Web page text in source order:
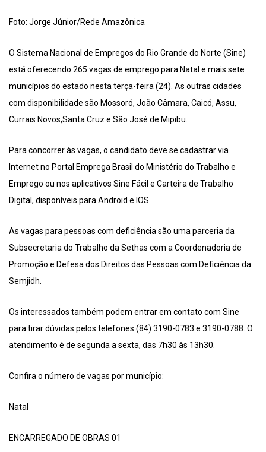
Foto: Jorge Júnior/Rede Amazônica
O Sistema Nacional de Empregos do Rio Grande do Norte (Sine)
está oferecendo 265 vagas de emprego para Natal e mais sete
municípios do estado nesta terça-feira (24). As outras cidades
com disponibilidade são Mossoró, João Câmara, Caicó, Assu,
Currais Novos,Santa Cruz e São José de Mipibu.
Para concorrer às vagas, o candidato deve se cadastrar via
Internet no Portal Emprega Brasil do Ministério do Trabalho e
Emprego ou nos aplicativos Sine Fácil e Carteira de Trabalho
Digital, disponíveis para Android e IOS.
As vagas para pessoas com deficiência são uma parceria da
Subsecretaria do Trabalho da Sethas com a Coordenadoria de
Promoção e Defesa dos Direitos das Pessoas com Deficiência da
Semjidh.
Os interessados também podem entrar em contato com Sine
para tirar dúvidas pelos telefones (84) 3190-0783 e 3190-0788. O
atendimento é de segunda a sexta, das 7h30 às 13h30.
Confira o número de vagas por município:
Natal
ENCARREGADO DE OBRAS 01